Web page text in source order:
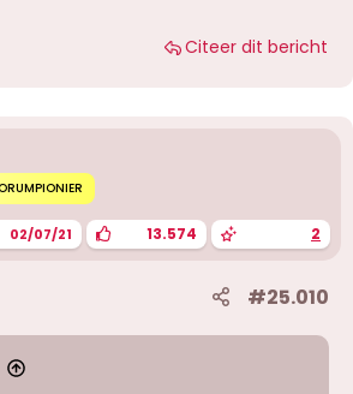
Citeer dit bericht
02/07/21 13.574 2
#25.010